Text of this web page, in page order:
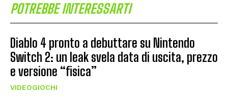
POTREBBE INTERESSARTI
Diablo 4 pronto a debuttare su Nintendo
Switch 2: un leak svela data di uscita, prezzo
e versione “fisica”
VIDEOGIOCHI